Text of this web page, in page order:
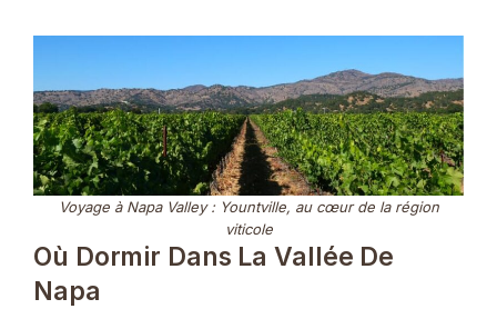
Voyage à Napa Valley : Yountville, au cœur de la région
viticole
Où Dormir Dans La Vallée De
Napa